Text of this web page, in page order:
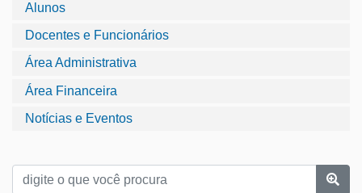
Alunos
Docentes e Funcionários
Área Administrativa
Área Financeira
Notícias e Eventos